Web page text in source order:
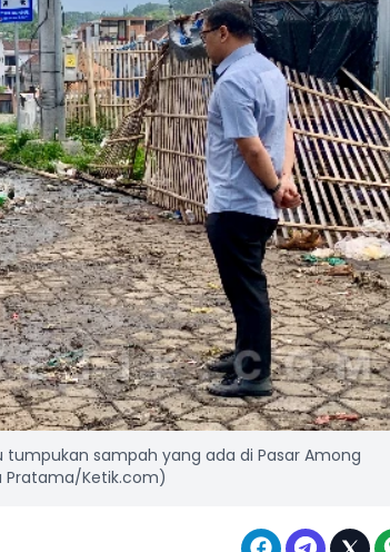
tumpukan sampah yang ada di Pasar Among
Pratama/Ketik.com)